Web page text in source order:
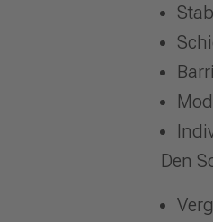
Den